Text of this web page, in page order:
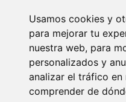
Usamos cookies y
para mejorar tu
nuestra web, para
personalizados y
analizar el tráfico en
comprender de
AVISO LEGAL POLITICA DE
PUBLICIDAD EN LA REVISTA